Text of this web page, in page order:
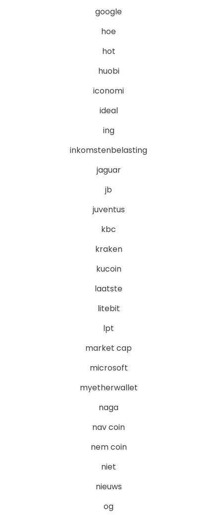
google
hoe
hot
huobi
iconomi
ideal
ing
inkomstenbelasting
jaguar
jb
juventus
kbc
kraken
kucoin
laatste
litebit
lpt
market cap
microsoft
myetherwallet
naga
nav coin
nem coin
niet
nieuws
og